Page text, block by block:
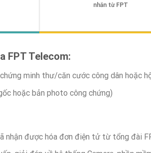
nhắn từ FPT
FPT Telecom:
minh thư/căn cước công dân hoặc
hoặc bản photo công chứng)
nhận được hóa đơn điện tử từ tổng đài